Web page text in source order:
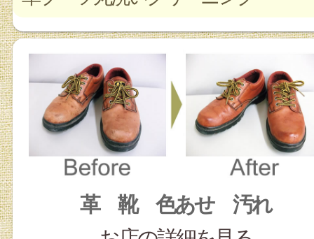
革 靴 色あせ 汚れ